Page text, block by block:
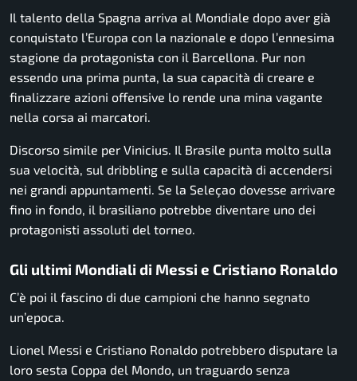
Il talento della Spagna arriva al Mondiale dopo aver già
conquistato l’Europa con la nazionale e dopo l’ennesima
stagione da protagonista con il Barcellona. Pur non
essendo una prima punta, la sua capacità di creare e
finalizzare azioni offensive lo rende una mina vagante
nella corsa ai marcatori.
Discorso simile per Vinicius. Il Brasile punta molto sulla
sua velocità, sul dribbling e sulla capacità di accendersi
nei grandi appuntamenti. Se la Seleçao dovesse arrivare
fino in fondo, il brasiliano potrebbe diventare uno dei
protagonisti assoluti del torneo.
Gli ultimi Mondiali di Messi e Cristiano Ronaldo
C’è poi il fascino di due campioni che hanno segnato
un’epoca.
Lionel Messi e Cristiano Ronaldo potrebbero disputare la
loro sesta Coppa del Mondo, un traguardo senza